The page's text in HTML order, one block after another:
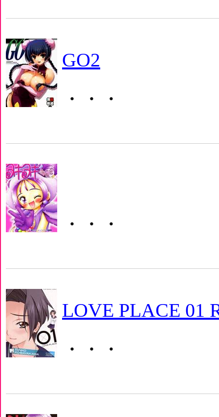
GO2
・・・
・・・
LOVE PLACE 01
・・・